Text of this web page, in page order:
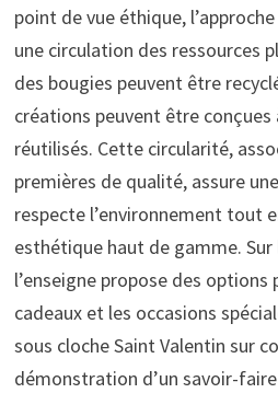
point de vue éthique,
une circulation des ressources
des bougies peuvent être
créations peuvent être
réutilisés. Cette circularité,
premières de qualité, assure
respecte l’environnement tout
esthétique haut de gamme. Sur
l’enseigne propose des options
cadeaux et les occasions
sous cloche Saint Valentin sur
démonstration d’un savoir-